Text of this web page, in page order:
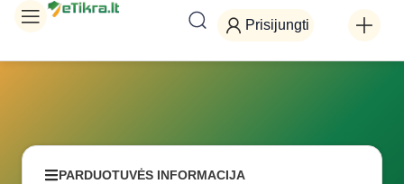
Prisijungti
PARDUOTUVĖS INFORMACIJA